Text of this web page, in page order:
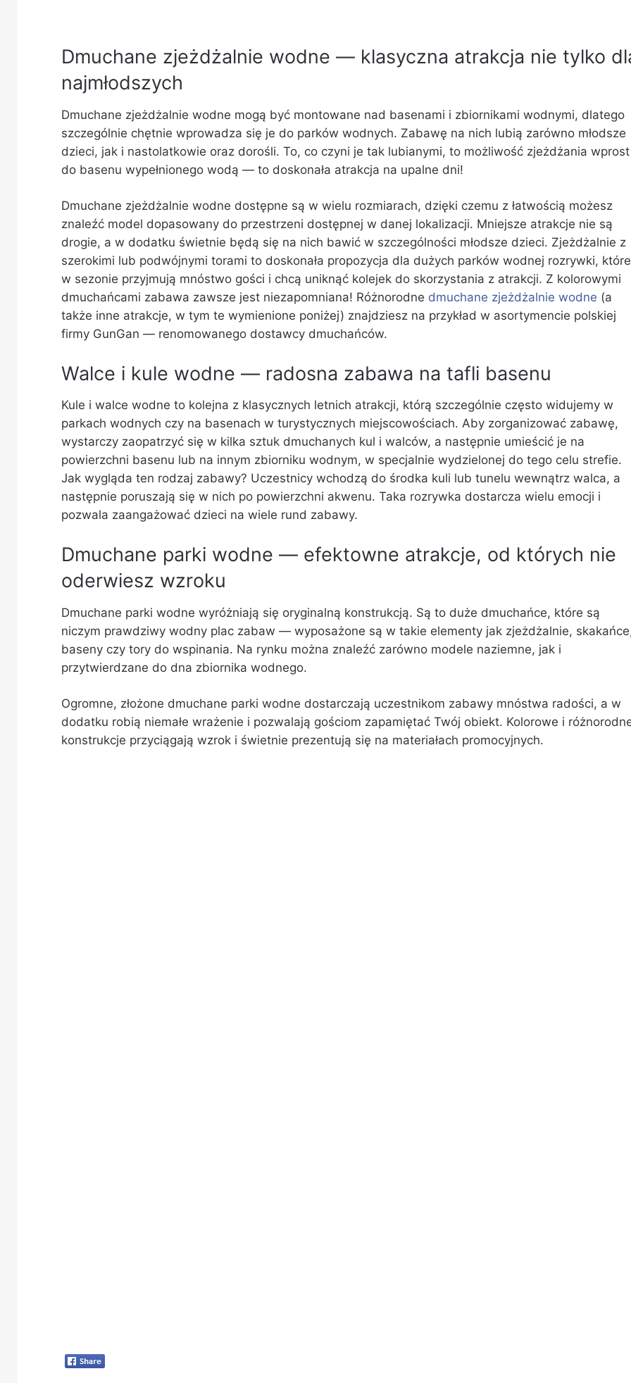
Dmuchane zjeżdżalnie wodne — klasyczna atrakcja nie tylko
najmłodszych
Dmuchane zjeżdżalnie wodne mogą być montowane nad basenami i zbiornikami wodnymi, dlatego
szczególnie chętnie wprowadza się je do parków wodnych. Zabawę na nich lubią zarówno młodsze
dzieci, jak i nastolatkowie oraz dorośli. To, co czyni je tak lubianymi, to możliwość zjeżdżania wprost
do basenu wypełnionego wodą — to doskonała atrakcja na upalne dni!
Dmuchane zjeżdżalnie wodne dostępne są w wielu rozmiarach, dzięki czemu z łatwością możesz
znaleźć model dopasowany do przestrzeni dostępnej w danej lokalizacji. Mniejsze atrakcje nie są
drogie, a w dodatku świetnie będą się na nich bawić w szczególności młodsze dzieci. Zjeżdżalnie z
szerokimi lub podwójnymi torami to doskonała propozycja dla dużych parków wodnej rozrywki, które
w sezonie przyjmują mnóstwo gości i chcą uniknąć kolejek do skorzystania z atrakcji. Z kolorowymi
dmuchańcami zabawa zawsze jest niezapomniana! Różnorodne dmuchane zjeżdżalnie wodne (a
także inne atrakcje, w tym te wymienione poniżej) znajdziesz na przykład w asortymencie polskiej
firmy GunGan — renomowanego dostawcy dmuchańców.
Walce i kule wodne — radosna zabawa na tafli basenu
Kule i walce wodne to kolejna z klasycznych letnich atrakcji, którą szczególnie często widujemy w
parkach wodnych czy na basenach w turystycznych miejscowościach. Aby zorganizować zabawę,
wystarczy zaopatrzyć się w kilka sztuk dmuchanych kul i walców, a następnie umieścić je na
powierzchni basenu lub na innym zbiorniku wodnym, w specjalnie wydzielonej do tego celu strefie.
Jak wygląda ten rodzaj zabawy? Uczestnicy wchodzą do środka kuli lub tunelu wewnątrz walca, a
następnie poruszają się w nich po powierzchni akwenu. Taka rozrywka dostarcza wielu emocji i
pozwala zaangażować dzieci na wiele rund zabawy.
Dmuchane parki wodne — efektowne atrakcje, od których nie
oderwiesz wzroku
Dmuchane parki wodne wyróżniają się oryginalną konstrukcją. Są to duże dmuchańce, które są
niczym prawdziwy wodny plac zabaw — wyposażone są w takie elementy jak zjeżdżalnie,
baseny czy tory do wspinania. Na rynku można znaleźć zarówno modele naziemne, jak i
przytwierdzane do dna zbiornika wodnego.
Ogromne, złożone dmuchane parki wodne dostarczają uczestnikom zabawy mnóstwa radości, a w
dodatku robią niemałe wrażenie i pozwalają gościom zapamiętać Twój obiekt. Kolorowe i
konstrukcje przyciągają wzrok i świetnie prezentują się na materiałach promocyjnych.